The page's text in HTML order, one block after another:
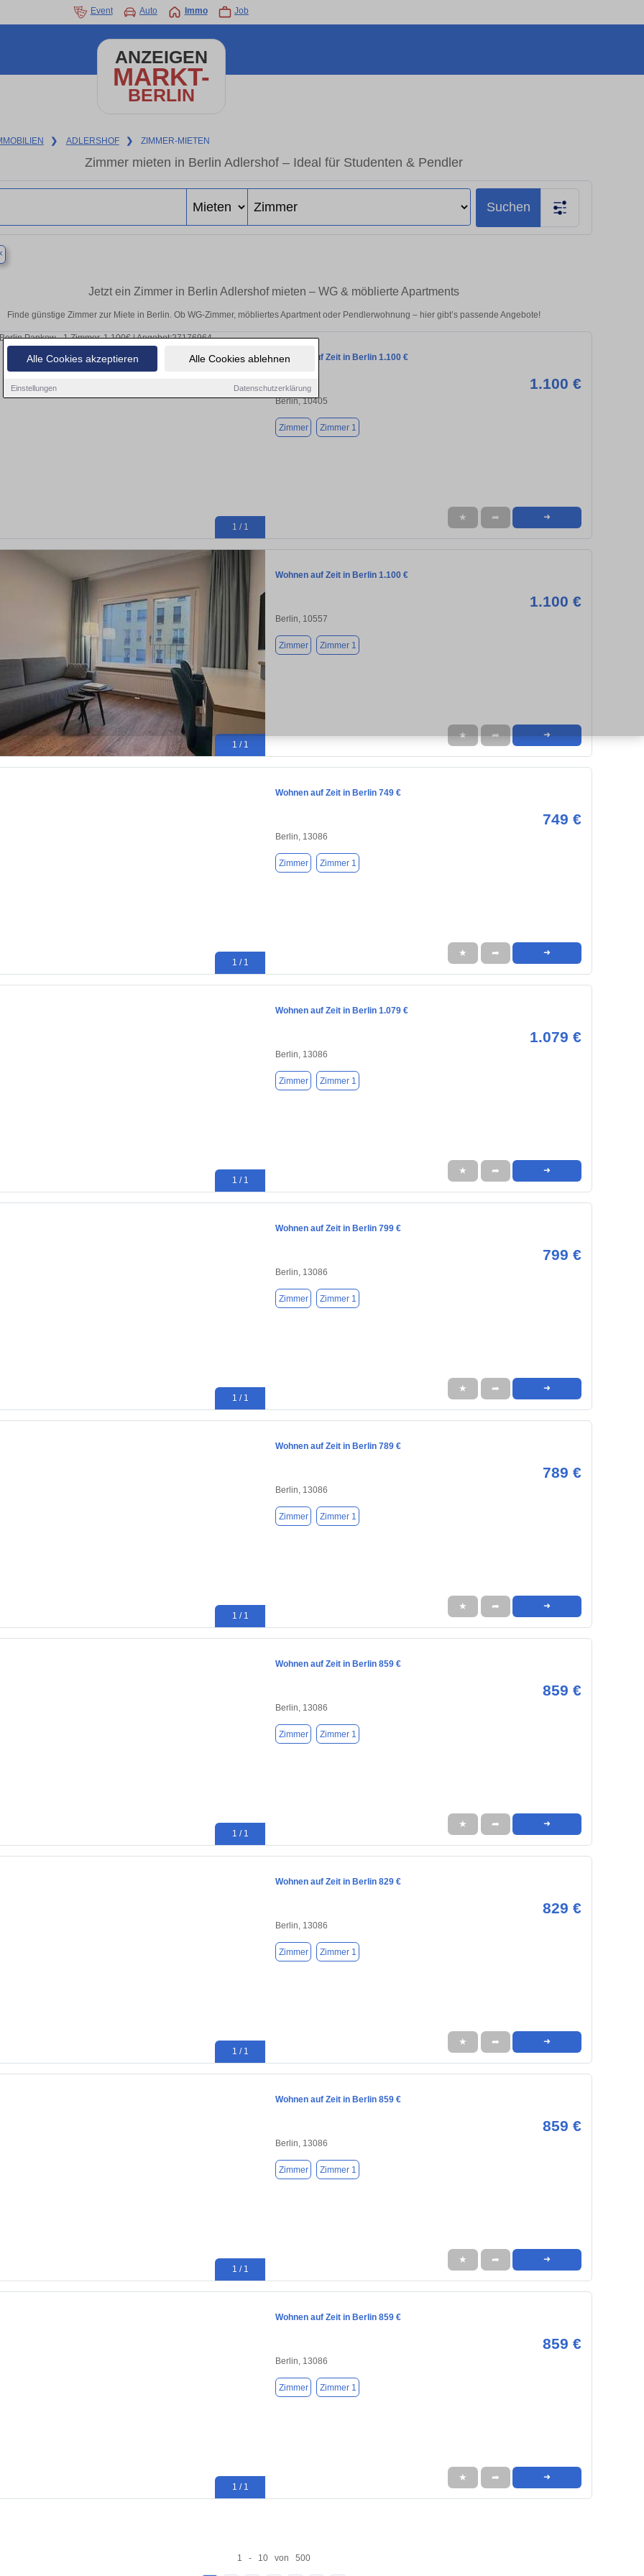
Alle Cookies akzeptieren Alle Cookies ablehnen
Einstellungen Datenschutzerklärung
Event Auto Immo Job
ANZEIGEN
MARKT-
BERLIN
❯ ADLERSHOF ❯ ZIMMER-MIETEN
Zimmer mieten in Berlin Adlershof – Ideal für Studenten & Pendler
Suchen
Jetzt ein Zimmer in Berlin Adlershof mieten – WG & möblierte Apartments
Finde günstige Zimmer zur Miete in Berlin. Ob WG-Zimmer, möbliertes Apartment oder Pendlerwohnung – hier gibt’s passende Angebote!
1 / 1
Wohnen auf Zeit in Berlin 1.100 €
1.100 €
Berlin, 10405
Zimmer Zimmer 1
★ ➦ ➜
1 / 1
Wohnen auf Zeit in Berlin 1.100 €
1.100 €
Berlin, 10557
Zimmer Zimmer 1
★ ➦ ➜
1 / 1
Wohnen auf Zeit in Berlin 749 €
749 €
Berlin, 13086
Zimmer Zimmer 1
★ ➦ ➜
1 / 1
Wohnen auf Zeit in Berlin 1.079 €
1.079 €
Berlin, 13086
Zimmer Zimmer 1
★ ➦ ➜
1 / 1
Wohnen auf Zeit in Berlin 799 €
799 €
Berlin, 13086
Zimmer Zimmer 1
★ ➦ ➜
1 / 1
Wohnen auf Zeit in Berlin 789 €
789 €
Berlin, 13086
Zimmer Zimmer 1
★ ➦ ➜
1 / 1
Wohnen auf Zeit in Berlin 859 €
859 €
Berlin, 13086
Zimmer Zimmer 1
★ ➦ ➜
1 / 1
Wohnen auf Zeit in Berlin 829 €
829 €
Berlin, 13086
Zimmer Zimmer 1
★ ➦ ➜
1 / 1
Wohnen auf Zeit in Berlin 859 €
859 €
Berlin, 13086
Zimmer Zimmer 1
★ ➦ ➜
1 / 1
Wohnen auf Zeit in Berlin 859 €
859 €
Berlin, 13086
Zimmer Zimmer 1
★ ➦ ➜
1 - 10 von 500